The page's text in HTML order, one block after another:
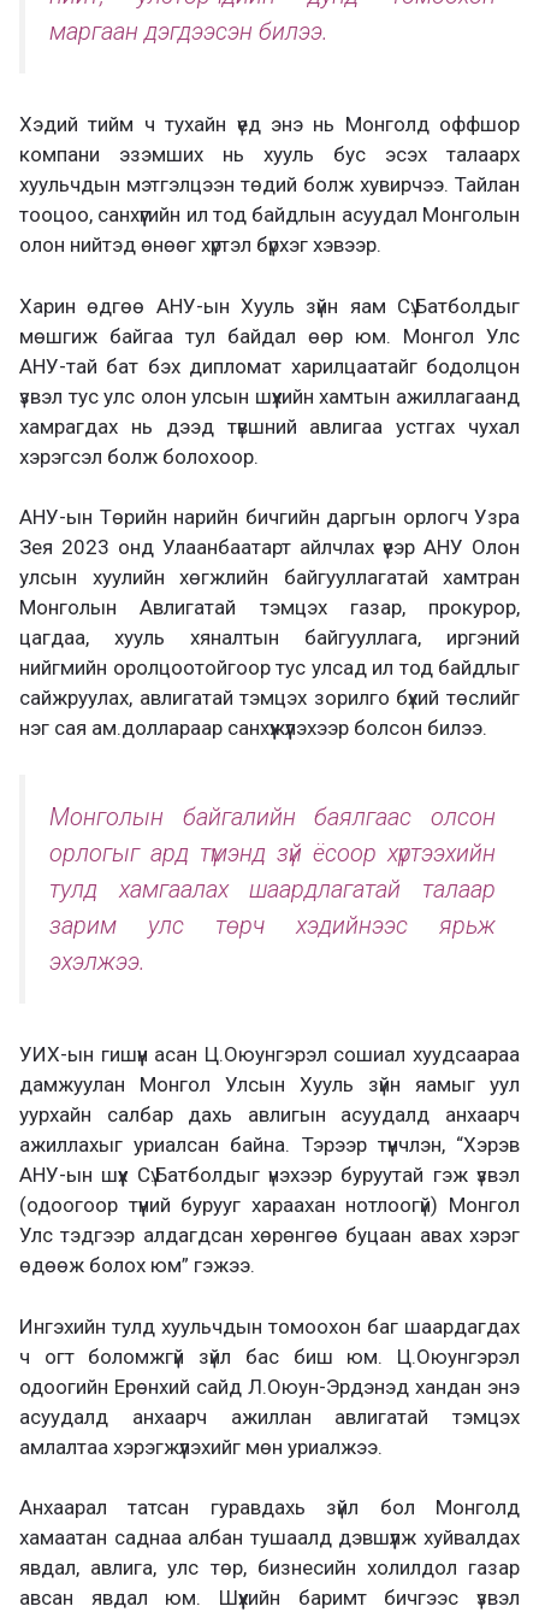
маргаан дэгдээсэн билээ.
Хэдий тийм ч тухайн үед энэ нь Монголд оффшор
компани эзэмших нь хууль бус эсэх талаарх
хуульчдын мэтгэлцээн төдий болж хувирчээ. Тайлан
тооцоо, санхүүгийн ил тод байдлын асуудал Монголын
олон нийтэд өнөөг хүртэл бүрхэг хэвээр.
Харин өдгөө АНУ-ын Хууль зүйн яам Сү.Батболдыг
мөшгиж байгаа тул байдал өөр юм. Монгол Улс
АНУ-тай бат бэх дипломат харилцаатайг бодолцон
үзвэл тус улс олон улсын шүүхийн хамтын ажиллагаанд
хамрагдах нь дээд түвшний авлигаа устгах чухал
хэрэгсэл болж болохоор.
АНУ-ын Төрийн нарийн бичгийн даргын орлогч Узра
Зея 2023 онд Улаанбаатарт айлчлах үеэр АНУ Олон
улсын хуулийн хөгжлийн байгууллагатай хамтран
Монголын Авлигатай тэмцэх газар, прокурор,
цагдаа, хууль хяналтын байгууллага, иргэний
нийгмийн оролцоотойгоор тус улсад ил тод байдлыг
сайжруулах, авлигатай тэмцэх зорилго бүхий төслийг
нэг сая ам.доллараар санхүүжүүлэхээр болсон билээ.
Монголын байгалийн баялгаас олсон
орлогыг ард түмэнд зүй ёсоор хүртээхийн
тулд хамгаалах шаардлагатай талаар
зарим улс төрч хэдийнээс ярьж
эхэлжээ.
УИХ-ын гишүүн асан Ц.Оюунгэрэл сошиал хуудсаараа
дамжуулан Монгол Улсын Хууль зүйн яамыг уул
уурхайн салбар дахь авлигын асуудалд анхаарч
ажиллахыг уриалсан байна. Тэрээр түүнчлэн, “Хэрэв
АНУ-ын шүүх Сү.Батболдыг үнэхээр буруутай гэж үзвэл
(одоогоор түүний бурууг хараахан нотлоогүй) Монгол
Улс тэдгээр алдагдсан хөрөнгөө буцаан авах хэрэг
өдөөж болох юм” гэжээ.
Ингэхийн тулд хуульчдын томоохон баг шаардагдах
ч огт боломжгүй зүйл бас биш юм. Ц.Оюунгэрэл
одоогийн Ерөнхий сайд Л.Оюун-Эрдэнэд хандан энэ
асуудалд анхаарч ажиллан авлигатай тэмцэх
амлалтаа хэрэгжүүлэхийг мөн уриалжээ.
Анхаарал татсан гуравдахь зүйл бол Монголд
хамаатан саднаа албан тушаалд дэвшүүлж хуйвалдах
явдал, авлига, улс төр, бизнесийн холилдол газар
авсан явдал юм. Шүүхийн баримт бичгээс үзвэл